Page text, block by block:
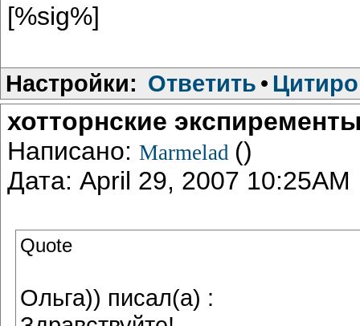
[%sig%]
Настройки: Ответить •
хотторнские
Написано: Marmelad ()
Дата: April 29, 2007 10:25AM
Quote
Ольга)) писал(а) :